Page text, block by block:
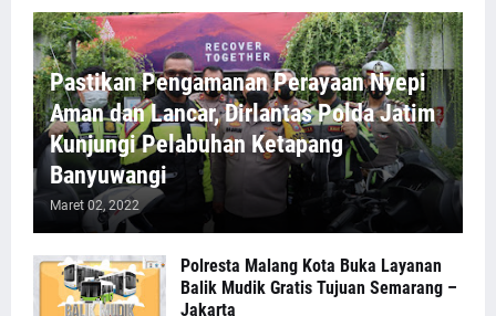
Pastikan Pengamanan Perayaan Nyepi
Aman dan Lancar, Dirlantas Polda Jatim
Kunjungi Pelabuhan Ketapang
Banyuwangi
Maret 02, 2022
Polresta Malang Kota Buka Layanan
Balik Mudik Gratis Tujuan Semarang –
Jakarta